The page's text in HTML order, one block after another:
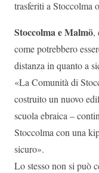
trasferiti a Stoccolma
Stoccolma e Malmö,
come potrebbero
distanza in quanto a
«La Comunità di
costruito un nuovo
scuola ebraica –
Stoccolma con una
sicuro».
Lo stesso non si può